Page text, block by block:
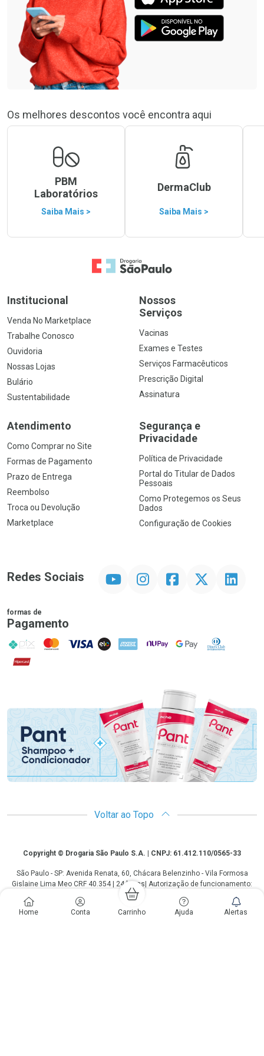
Home Conta Carrinho Ajuda Alertas
Os melhores descontos você encontra aqui
PBM
Laboratórios
Saiba Mais >
DermaClub
Saiba Mais >
Ir para a Home
Institucional
Venda No Marketplace
Trabalhe Conosco
Ouvidoria
Nossas Lojas
Bulário
Sustentabilidade
Nossos
Serviços
Vacinas
Exames e Testes
Serviços Farmacêuticos
Prescrição Digital
Assinatura
Atendimento
Como Comprar no Site
Formas de Pagamento
Prazo de Entrega
Reembolso
Troca ou Devolução
Marketplace
Segurança e
Privacidade
Política de Privacidade
Portal do Titular de Dados
Pessoais
Como Protegemos os Seus
Dados
Configuração de Cookies
Redes Sociais InstagramFacebookTwitter Linkedin
formas de
Pagamento
PIX MasterCard
VISA ELO AMEX NuPay Google PayDiners Club
Hipercard
Voltar ao Topo
CopyrightCopyright © Drogaria São Paulo S.A. | CNPJ: 61.412.110/0565-33
São Paulo - SP: Avenida Renata, 60, Chácara Belenzinho - Vila Formosa
Gislaine Lima Meo CRF 40.354 | 24 horas| Autorização de funcionamento:
Processo: 2531.559767/2014-90 Autorização/MS: 7.31847.3 | As
informações contidas neste site, como promoções e ofertas de remédios e
medicamentos, não devem ser usadas para automedicação e não